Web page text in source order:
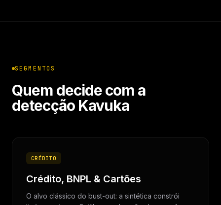
SEGMENTOS
Quem decide com a
detecção Kavuka
CRÉDITO
Crédito, BNPL & Cartões
O alvo clássico do bust-out: a sintética constrói